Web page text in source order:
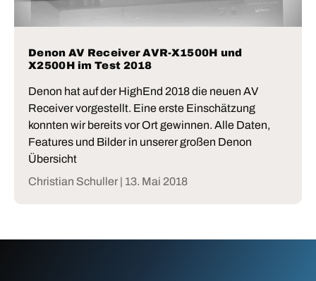
Denon AV Receiver AVR-X1500H und
X2500H im Test 2018
Denon hat auf der HighEnd 2018 die neuen AV
Receiver vorgestellt. Eine erste Einschätzung
konnten wir bereits vor Ort gewinnen. Alle Daten,
Features und Bilder in unserer großen Denon
Übersicht
Christian Schuller | 13. Mai 2018